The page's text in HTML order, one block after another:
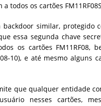
todos os cartões
similar, protegido
essa segunda chave
os cartões FM11RF08,
10), e até mesmo alguns
que qualquer entidade
nesses cartões,